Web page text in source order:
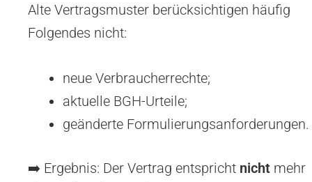
Alte Vertragsmuster berücksichtigen häufig
Folgendes nicht:
neue Verbraucherrechte;
aktuelle BGH-Urteile;
geänderte Formulierungsanforderungen.
➡️ Ergebnis: Der Vertrag entspricht nicht mehr